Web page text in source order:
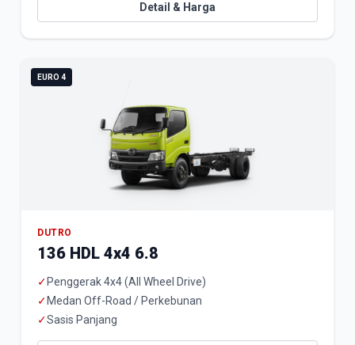
Detail & Harga
EURO 4
DUTRO
136 HDL 4x4 6.8
✓ Penggerak 4x4 (All Wheel Drive)
✓ Medan Off-Road / Perkebunan
✓Sasis Panjang